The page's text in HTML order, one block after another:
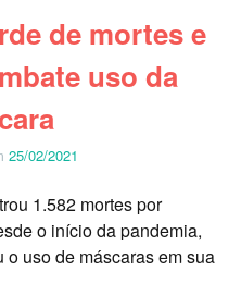
de mortes e
uso da
25/02/2021
1.582 mortes por
o início da pandemia,
uso de máscaras em sua